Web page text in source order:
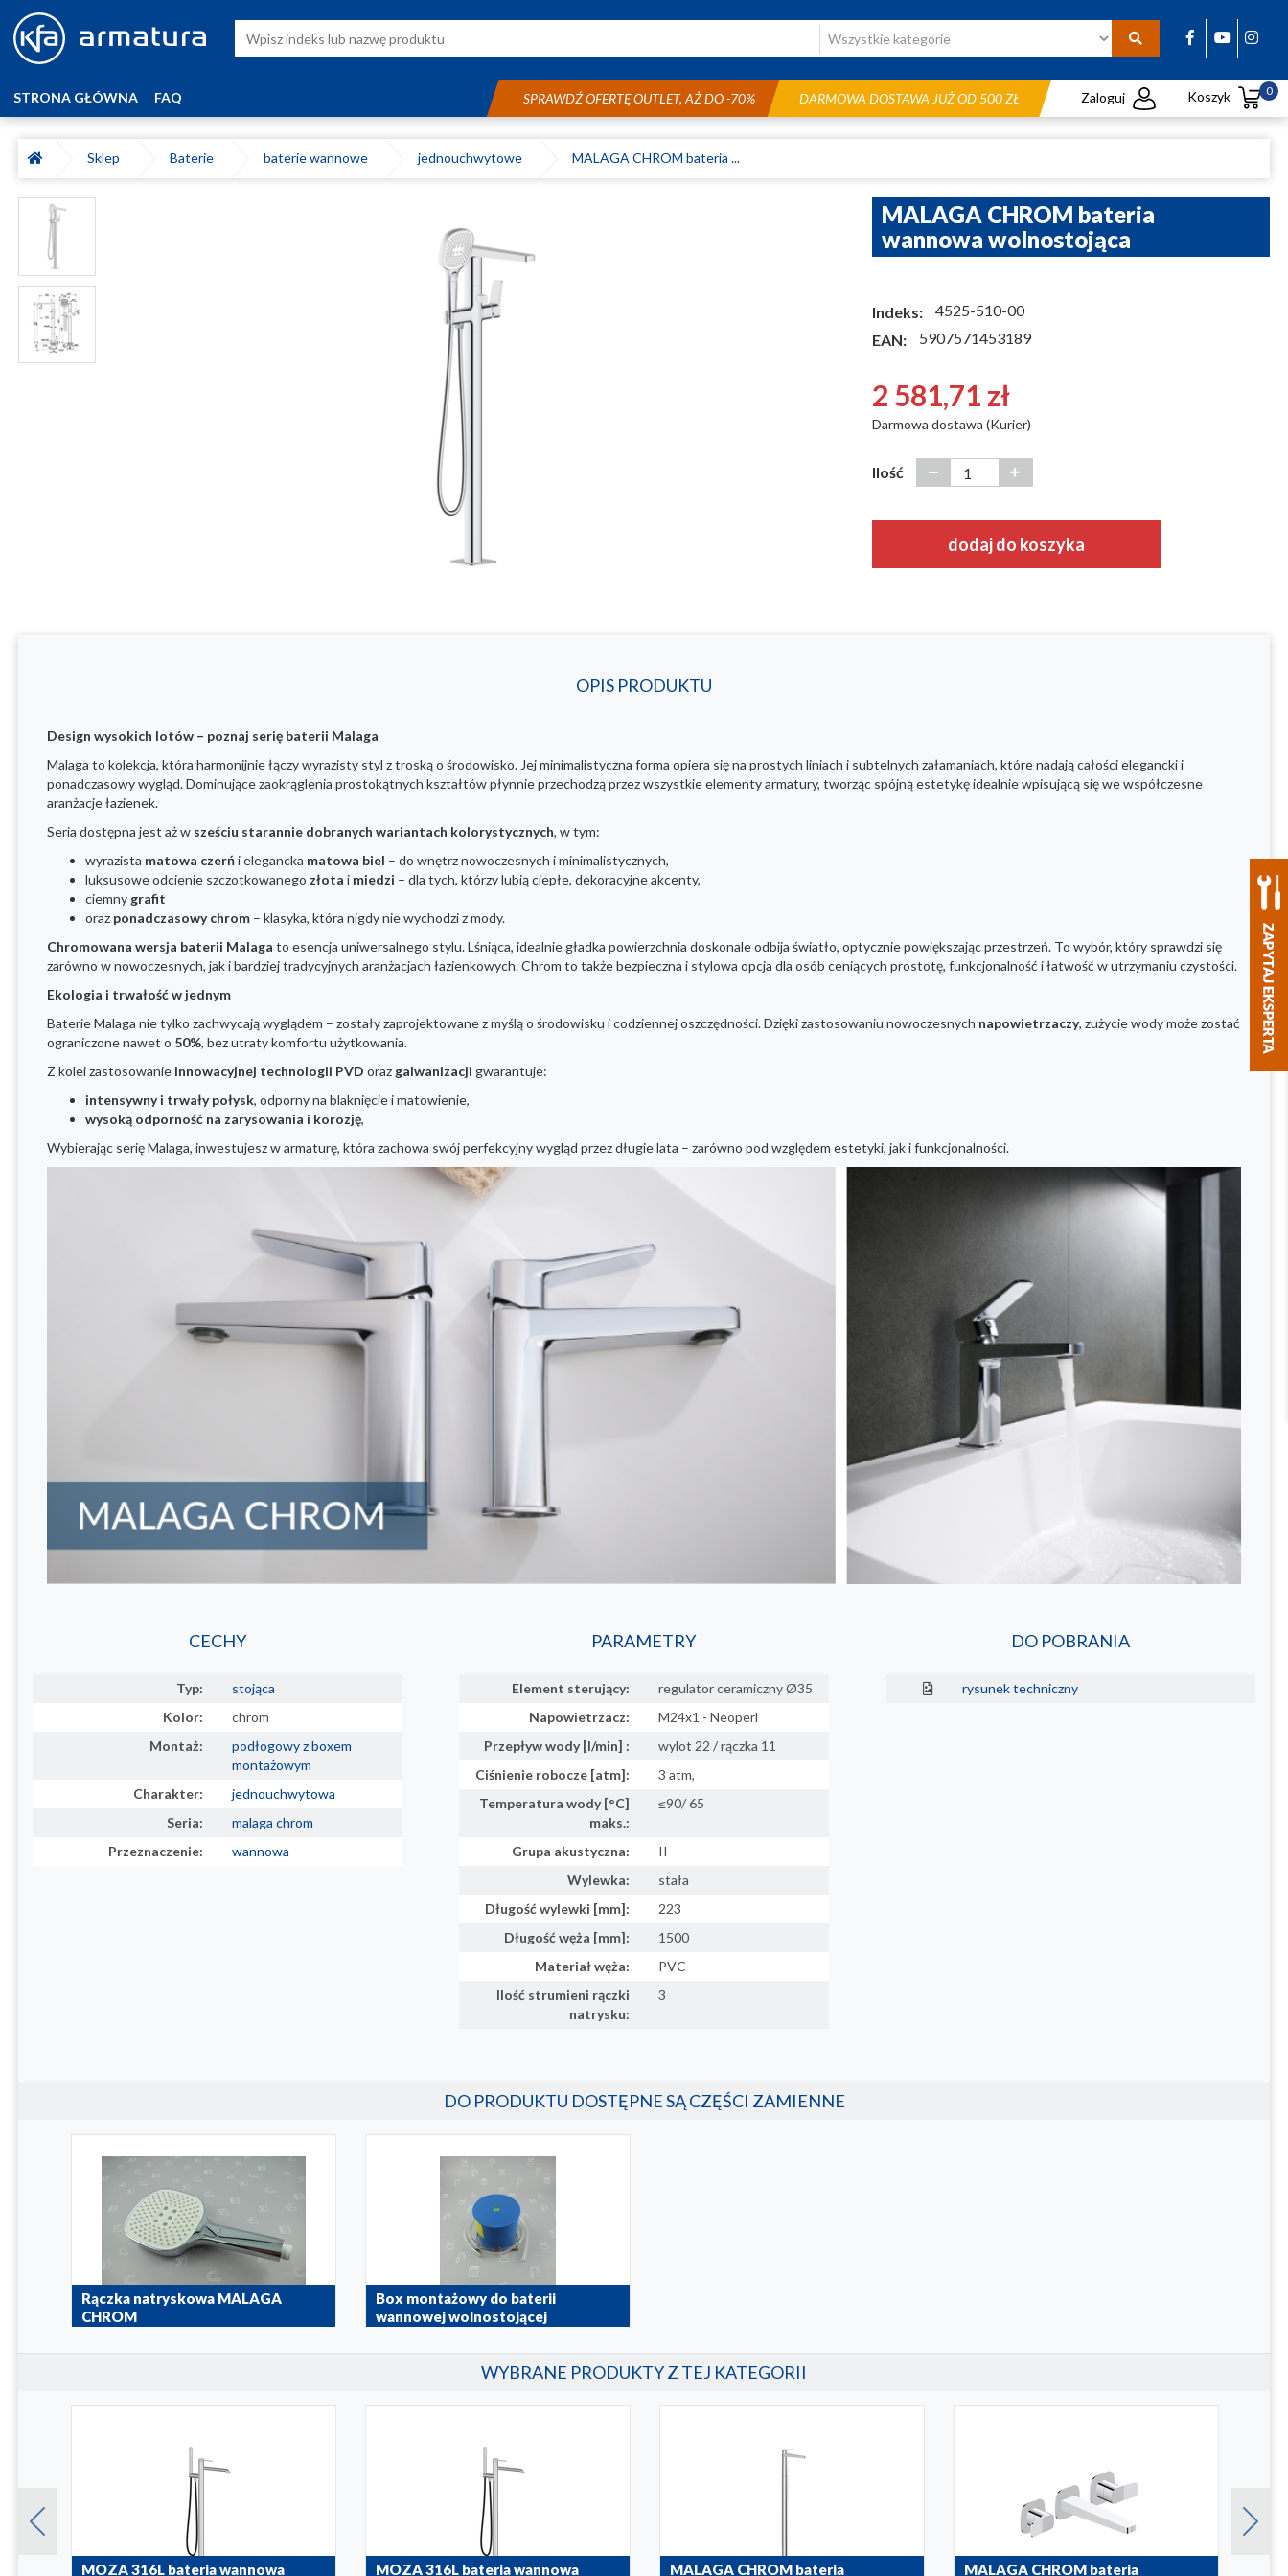
STRONA GŁÓWNA FAQ SPRAWDŹ OFERTĘ OUTLET, AŻ DO -70% DARMOWA DOSTAWA JUŻ OD 500 ZŁ Zaloguj Koszyk 0
Sklep Baterie baterie wannowe jednouchwytowe MALAGA CHROM bateria ...
MALAGA CHROM bateria
wannowa wolnostojąca
Indeks:
4525-510-00
EAN:
5907571453189
2 581,71 zł
Darmowa dostawa (Kurier)
Ilość
dodaj do koszyka
OPIS PRODUKTU
Design wysokich lotów – poznaj serię baterii Malaga
Malaga to kolekcja, która harmonijnie łączy wyrazisty styl z troską o środowisko. Jej minimalistyczna forma opiera się na prostych liniach i subtelnych załamaniach, które nadają całości elegancki i
ponadczasowy wygląd. Dominujące zaokrąglenia prostokątnych kształtów płynnie przechodzą przez wszystkie elementy armatury, tworząc spójną estetykę idealnie wpisującą się we współczesne
aranżacje łazienek.
Seria dostępna jest aż w sześciu starannie dobranych wariantach kolorystycznych, w tym:
wyrazista matowa czerńi elegancka matowa biel – do wnętrz nowoczesnych i minimalistycznych,
luksusowe odcienie szczotkowanego złota i miedzi – dla tych, którzy lubią ciepłe, dekoracyjne akcenty,
ciemny grafit
oraz ponadczasowy chrom – klasyka, która nigdy nie wychodzi z mody.
Chromowana wersja baterii Malaga to esencja uniwersalnego stylu. Lśniąca, idealnie gładka powierzchnia doskonale odbija światło, optycznie powiększając przestrzeń. To wybór, który sprawdzi się
zarówno w nowoczesnych, jak i bardziej tradycyjnych aranżacjach łazienkowych. Chrom to także bezpieczna i stylowa opcja dla osób ceniących prostotę, funkcjonalność i łatwość w utrzymaniu czystości.
Ekologia i trwałość w jednym
Baterie Malaga nie tylko zachwycają wyglądem – zostały zaprojektowane z myślą o środowisku i codziennej oszczędności. Dzięki zastosowaniu nowoczesnych napowietrzaczy, zużycie wody może zostać
ograniczone nawet o 50%, bez utraty komfortu użytkowania.
Z kolei zastosowanie innowacyjnej technologii PVD oraz galwanizacji gwarantuje:
intensywny i trwały połysk, odporny na blaknięcie i matowienie,
wysoką odporność na zarysowania i korozję,
Wybierając serię Malaga, inwestujesz w armaturę, która zachowa swój perfekcyjny wygląd przez długie lata – zarówno pod względem estetyki, jak i funkcjonalności.
CECHY
Typ:
stojąca
Kolor:
chrom
Montaż:
podłogowy z boxem
montażowym
Charakter:
jednouchwytowa
Seria:
malaga chrom
Przeznaczenie:
wannowa
PARAMETRY
Element sterujący:
regulator ceramiczny Ø35
Napowietrzacz:
M24x1 - Neoperl
Przepływ wody [l/min] :
wylot 22 / rączka 11
Ciśnienie robocze [atm]:
3 atm,
Temperatura wody [°C]
maks.:
≤90/ 65
Grupa akustyczna:
II
Wylewka:
stała
Długość wylewki [mm]:
223
Długość węża [mm]:
1500
Materiał węża:
PVC
Ilość strumieni rączki
natrysku:
3
DO POBRANIA
rysunek techniczny
DO PRODUKTU DOSTĘPNE SĄ CZĘŚCI ZAMIENNE
Rączka natryskowa MALAGA
CHROM
842-062-00
Box montażowy do baterii
wannowej wolnostojącej
814-120-98
WYBRANE PRODUKTY Z TEJ KATEGORII
MOZA 316L bateria wannowa
MOZA 316L bateria wannowa
MALAGA CHROM bateria
MALAGA CHROM bateria